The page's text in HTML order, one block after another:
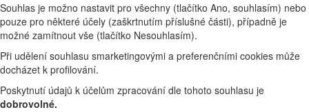
Souhlas je možno nastavit pro všechny (tlačítko Ano, souhlasím) nebo
pouze pro některé účely (zaškrtnutím příslušné části), případně je
možné zamítnout vše (tlačítko Nesouhlasím).
Při udělení souhlasu smarketingovými a preferenčními cookies může
docházet k profilování.
Poskytnutí údajů k účelům zpracování dle tohoto souhlasu je
dobrovolné.